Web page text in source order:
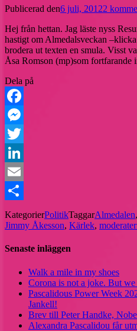
Publicerad den6 juli, 20122
Hej från hettan. Jag läste nyss
hastigt om Almedalsveckan
brodera ut texten en smula. Visst
Åsa Romson (mp)som fortfarande
Dela på
Facebook
Messenger
Twitter
LinkedIn
Email
Dela
KategorierPolitikTaggarAlmedalen,
Jimmy Åkesson, Kärlek,
Senaste inläggen
Walk a mile in my shoes
Corona is not a joke. But
Pascalidous Power Week
Jankell!
Brev till Peter Handke,
Alexandra Pascalidou får